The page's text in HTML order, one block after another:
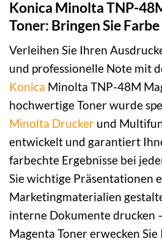
Konica Minolta TNP-
Toner: Bringen Sie
Verleihen Sie Ihren
und professionelle Note mit
Konica Minolta TNP-48M
hochwertige Toner wurde
Minolta Drucker und
entwickelt und garantiert
farbechte Ergebnisse bei
Sie wichtige Präsentationen
Marketingmaterialien
interne Dokumente drucken
Magenta Toner erwecken